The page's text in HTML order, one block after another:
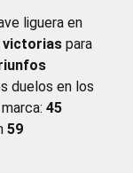
liguera en
victorias para
duelos en los
45
59